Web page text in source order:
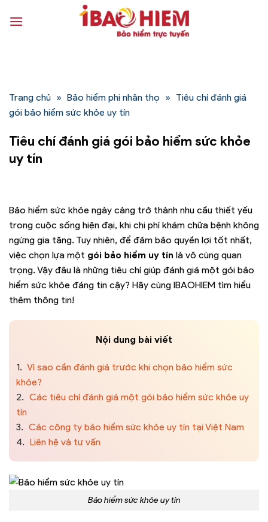
qua
Trang chủ » Bảo hiểm phi nhân thọ » Tiêu chí đánh giá
gói bảo hiểm sức khỏe uy tín
Tiêu chí đánh giá gói bảo hiểm sức khỏe
uy tín
Bảo hiểm sức khỏe ngày càng trở thành nhu cầu thiết yếu
trong cuộc sống hiện đại, khi chi phí khám chữa bệnh không
ngừng gia tăng. Tuy nhiên, để đảm bảo quyền lợi tốt nhất,
việc chọn lựa một gói bảo hiểm uy tín là vô cùng quan
trọng. Vậy đâu là những tiêu chí giúp đánh giá một gói bảo
hiểm sức khỏe đáng tin cậy? Hãy cùng IBAOHIEM tìm hiểu
thêm thông tin!
Nội dung bài viết
1. Vì sao cần đánh giá trước khi chọn bảo hiểm sức
khỏe?
2. Các tiêu chí đánh giá một gói bảo hiểm sức khỏe uy
tín
3. Các công ty bảo hiểm sức khỏe uy tín tại Việt Nam
4. Liên hệ và tư vấn
Bảo hiểm sức khỏe uy tín